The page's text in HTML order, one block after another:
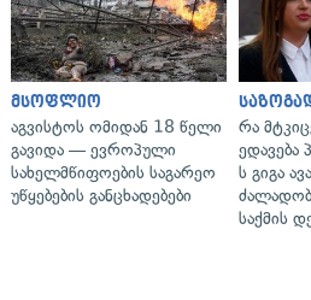
მსოფლიო
აგვისტოს ომიდან 18 წელი
გავიდა — ევროპული
სახელმწიფოების საგარეო
უწყებების განცხადებები
რა
ედავება
ს გიგა
საქმის